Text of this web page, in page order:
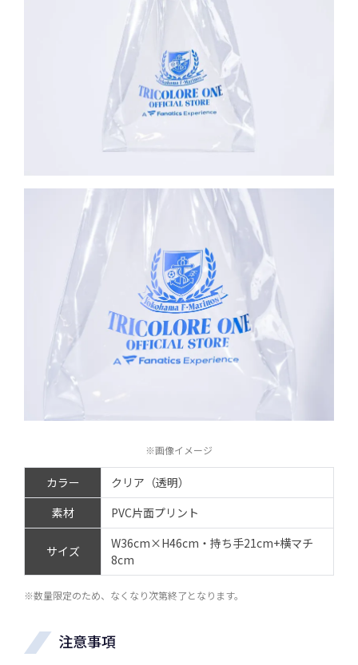
※画像イメージ
カラー
クリア（透明）
素材
PVC片面プリント
サイズ
W36cm×H46cm・持ち手21cm+横マチ
8cm
※数量限定のため、なくなり次第終了となります。
注意事項